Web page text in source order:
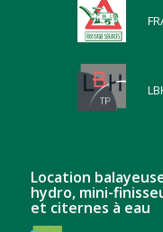
Location
hydro, mini-
et citernes à eau